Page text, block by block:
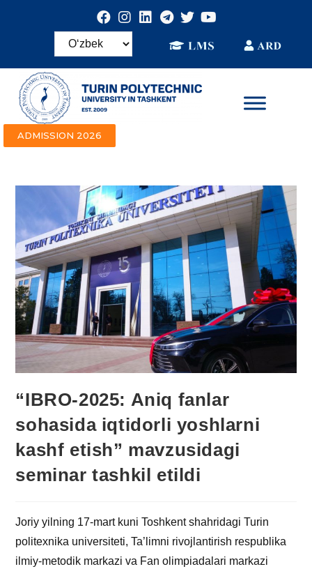
ADMISSION 2026
“IBRO-2025: Aniq fanlar
sohasida iqtidorli yoshlarni
kashf etish” mavzusidagi
seminar tashkil etildi
Joriy yilning 17-mart kuni Toshkent shahridagi Turin
politexnika universiteti, Ta’limni rivojlantirish respublika
ilmiy-metodik markazi va Fan olimpiadalari markazi